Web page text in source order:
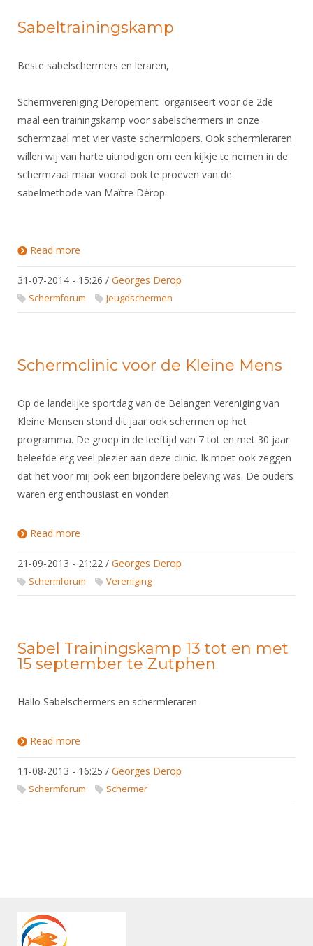
Sabeltrainingskamp
Beste sabelschermers en leraren,
Schermvereniging Deropement organiseert voor de 2de
maal een trainingskamp voor sabelschermers in onze
schermzaal met vier vaste schermlopers. Ook schermleraren
willen wij van harte uitnodigen om een kijkje te nemen in de
schermzaal maar vooral ook te proeven van de
sabelmethode van Maître Dérop.
Read more
31-07-2014 - 15:26 / Georges Derop
Schermforum Jeugdschermen
Schermclinic voor de Kleine Mens
Op de landelijke sportdag van de Belangen Vereniging van
Kleine Mensen stond dit jaar ook schermen op het
programma. De groep in de leeftijd van 7 tot en met 30 jaar
beleefde erg veel plezier aan deze clinic. Ik moet ook zeggen
dat het voor mij ook een bijzondere beleving was. De ouders
waren erg enthousiast en vonden
Read more
21-09-2013 - 21:22 / Georges Derop
Schermforum Vereniging
Sabel Trainingskamp 13 tot en met
15 september te Zutphen
Hallo Sabelschermers en schermleraren
Read more
11-08-2013 - 16:25 / Georges Derop
Schermforum Schermer